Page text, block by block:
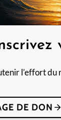
l’effort
DE DON